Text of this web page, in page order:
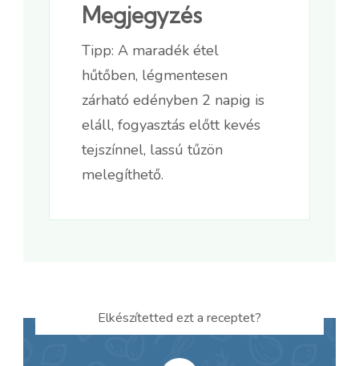
Megjegyzés
Tipp: A maradék étel
hűtőben, légmentesen
zárható edényben 2 napig is
eláll, fogyasztás előtt kevés
tejszínnel, lassú tűzön
melegíthető.
Elkészítetted ezt a receptet?